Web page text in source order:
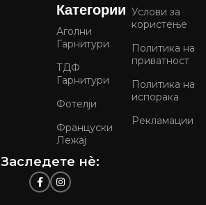
Категории
Аголни
Гарнитури
ТДФ
Гарнитури
Фотелји
Француски
Лежај
Услови за
користење
Политика на
приватност
Политика на
испорака
Рекламации
Заследете нѐ: